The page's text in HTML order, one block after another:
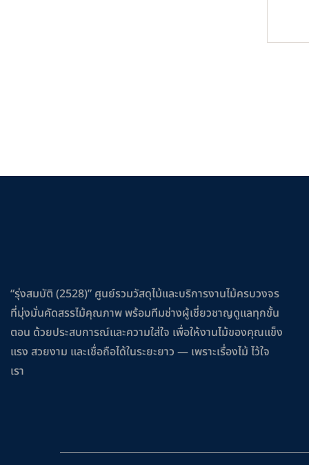
“รุ่งสมบัติ (2528)” ศูนย์รวมวัสดุไม้และบริการงานไม้ครบวงจร
ที่มุ่งมั่นคัดสรรไม้คุณภาพ พร้อมทีมช่างผู้เชี่ยวชาญดูแลทุกขั้น
ตอน ด้วยประสบการณ์และความใส่ใจ เพื่อให้งานไม้ของคุณแข็ง
แรง สวยงาม และเชื่อถือได้ในระยะยาว — เพราะเรื่องไม้ ไว้ใจ
เรา